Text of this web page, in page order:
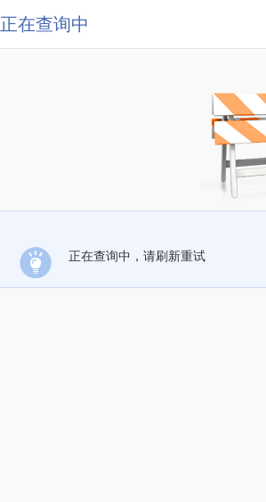
正在查询中
正在查询中，请刷新重试